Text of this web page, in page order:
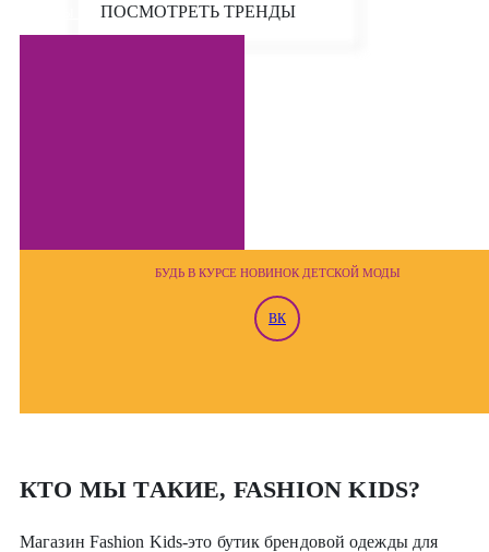
ПОСМОТРЕТЬ ТРЕНДЫ
БУДЬ В КУРСЕ НОВИНОК ДЕТСКОЙ МОДЫ
ВК
КТО МЫ ТАКИЕ, FASHION KIDS?
Магазин Fashion Kids-это бутик брендовой одежды для